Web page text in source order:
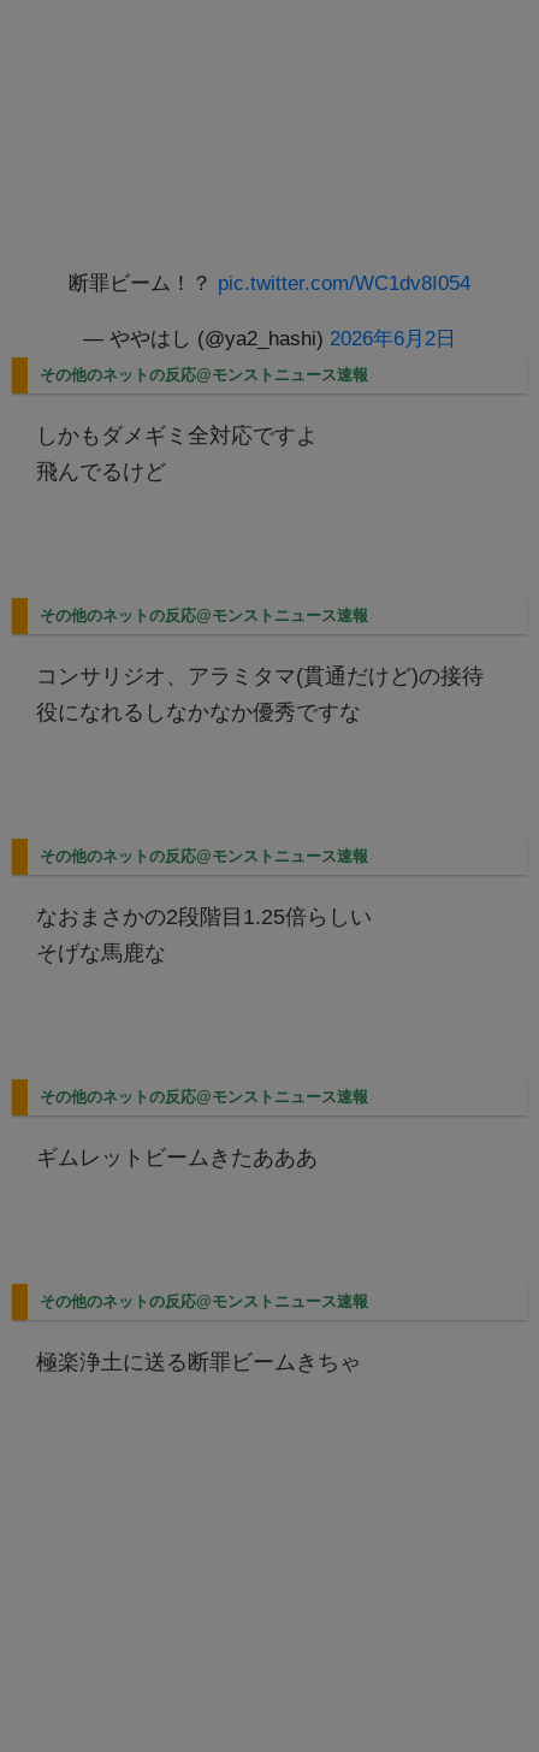
断罪ビーム！？ pic.twitter.com/WC1dv8I054
— ややはし (@ya2_hashi) 2026年6月2日
その他のネットの反応@モンストニュース速報
しかもダメギミ全対応ですよ
飛んでるけど
その他のネットの反応@モンストニュース速報
コンサリジオ、アラミタマ(貫通だけど)の接待
役になれるしなかなか優秀ですな
その他のネットの反応@モンストニュース速報
なおまさかの2段階目1.25倍らしい
そげな馬鹿な
その他のネットの反応@モンストニュース速報
ギムレットビームきたあああ
その他のネットの反応@モンストニュース速報
極楽浄土に送る断罪ビームきちゃ